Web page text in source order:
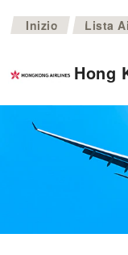
Inizio Lista
Hong